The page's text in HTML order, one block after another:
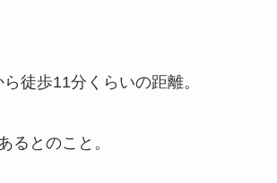
徒歩11分くらいの距離。
るとのこと。